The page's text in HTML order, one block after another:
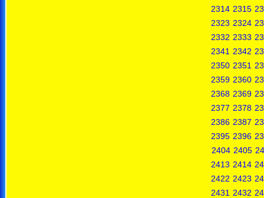
2314 2315
2323 2324
2332 2333
2341 2342
2350 2351
2359 2360
2368 2369
2377 2378
2386 2387
2395 2396
2404 2405
2413 2414
2422 2423
2431 2432